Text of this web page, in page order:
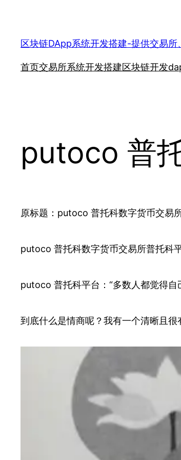
区块链DApp系统开发搭建-提供交易
首页交易所系统开发搭建区块链开发
putoco 普
原标题：putoco 普托科数字货币交易
putoco 普托科数字货币交易所普托科
putoco 普托科平台：“多数人都觉得自
到底什么是情商呢？我有一个清晰且